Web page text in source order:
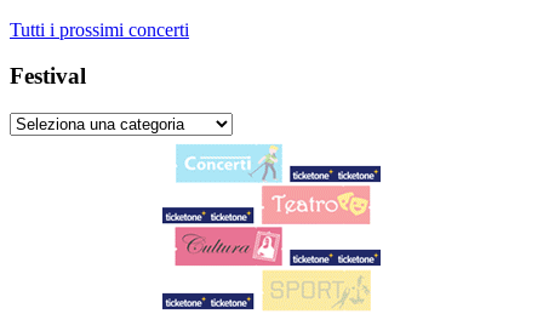
Tutti i prossimi concerti
Festival